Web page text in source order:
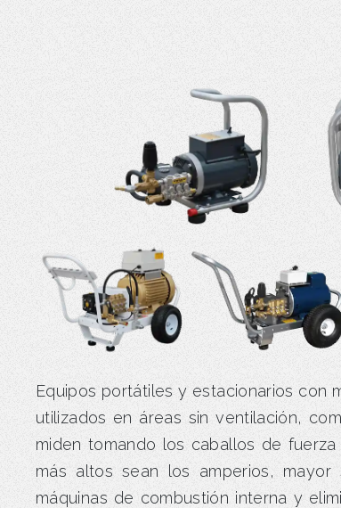
Equipos portátiles y estacionarios con
utilizados en áreas sin ventilación,
miden tomando los caballos de
más altos sean los amperios,
máquinas de combustión interna y